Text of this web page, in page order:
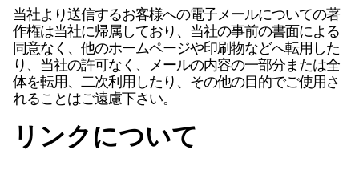
当社より送信するお客様への電子メールについての著
作権は当社に帰属しており、当社の事前の書面による
同意なく、他のホームページや印刷物などへ転用した
り、当社の許可なく、メールの内容の一部分または全
体を転用、二次利用したり、その他の目的でご使用さ
れることはご遠慮下さい。
リンクについて